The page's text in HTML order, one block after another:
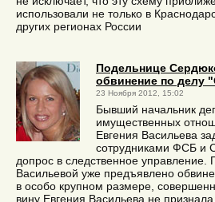
использовали не только в
других регионах России
Подельнице
обвинение по делу
23 Ноября 2012, 15:02
Бывший начальник
имущественных
Евгения Васильева
сотрудниками ФСБ и
допрос в следственное
Васильевой уже предъявлено
в особо крупном размере,
вину Евгения Васильева не признала.